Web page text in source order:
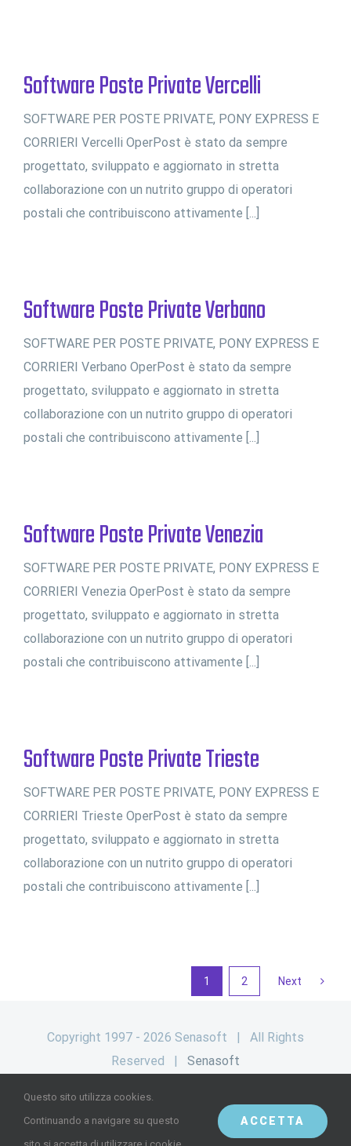
Software Poste Private Vercelli
SOFTWARE PER POSTE PRIVATE, PONY EXPRESS E
CORRIERI Vercelli OperPost è stato da sempre
progettato, sviluppato e aggiornato in stretta
collaborazione con un nutrito gruppo di operatori
postali che contribuiscono attivamente [...]
Software Poste Private Verbano
SOFTWARE PER POSTE PRIVATE, PONY EXPRESS E
CORRIERI Verbano OperPost è stato da sempre
progettato, sviluppato e aggiornato in stretta
collaborazione con un nutrito gruppo di operatori
postali che contribuiscono attivamente [...]
Software Poste Private Venezia
SOFTWARE PER POSTE PRIVATE, PONY EXPRESS E
CORRIERI Venezia OperPost è stato da sempre
progettato, sviluppato e aggiornato in stretta
collaborazione con un nutrito gruppo di operatori
postali che contribuiscono attivamente [...]
Software Poste Private Trieste
SOFTWARE PER POSTE PRIVATE, PONY EXPRESS E
CORRIERI Trieste OperPost è stato da sempre
progettato, sviluppato e aggiornato in stretta
collaborazione con un nutrito gruppo di operatori
postali che contribuiscono attivamente [...]
1 2 Next
Copyright 1997 - 2026 Senasoft | All Rights
Reserved | Senasoft
InstagramYouTube
Questo sito utilizza cookies.
Continuando a navigare su questo
ACCETTA